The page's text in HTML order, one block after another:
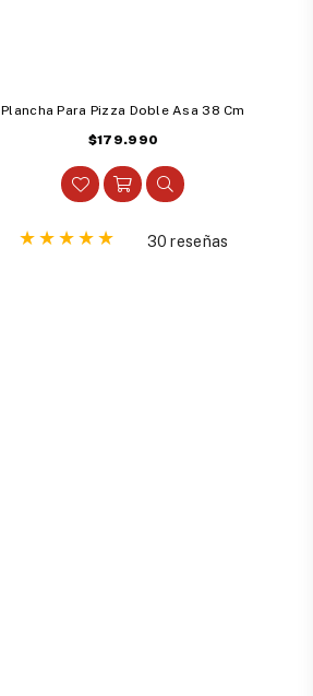
Plancha Para Pizza Doble Asa 38 Cm
Precio
$179.990
30 reseñas